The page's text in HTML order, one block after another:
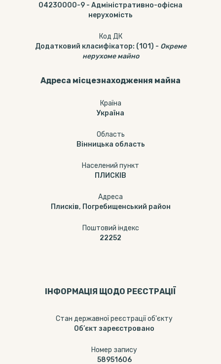
04230000-9 - Адміністративно-офісна
нерухомість
Код ДК
Додатковий класифікатор: (101) - Окреме
нерухоме майно
Адреса місцезнаходження майна
Країна
Україна
Область
Вінницька область
Населений пункт
ПЛИСКІВ
Адреса
Плисків, Погребищенський район
Поштовий індекс
22252
ІНФОРМАЦІЯ ЩОДО РЕЄСТРАЦІЇ
Стан державної реєстрації об'єкту
Об’єкт зареєстровано
Номер запису
58951606